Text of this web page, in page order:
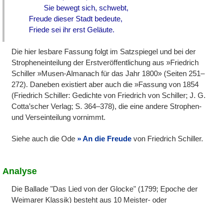
Sie bewegt sich, schwebt,
Freude dieser Stadt bedeute,
Friede sei ihr erst Geläute.
Die hier lesbare Fassung folgt im Satzspiegel und bei der
Stropheneinteilung der Erstveröffentlichung aus »Friedrich
Schiller »Musen-Almanach für das Jahr 1800» (Seiten 251–
272). Daneben existiert aber auch die »Fassung von 1854
(Friedrich Schiller: Gedichte von Friedrich von Schiller; J. G.
Cotta’scher Verlag; S. 364–378), die eine andere Strophen-
und Verseinteilung vornimmt.
Siehe auch die Ode An die Freude von Friedrich Schiller.
Analyse
Die Ballade "Das Lied von der Glocke" (1799; Epoche der
Weimarer Klassik) besteht aus 10 Meister- oder